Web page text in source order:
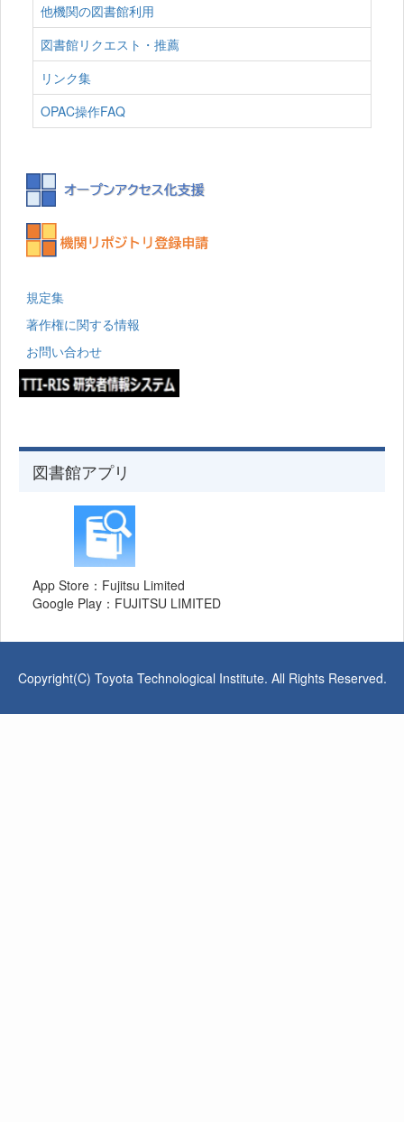
他機関の図書館利用
図書館リクエスト・推薦
リンク集
OPAC操作FAQ
規定集
著作権に関する情報
お問い合わせ
図書館アプリ
App Store：Fujitsu Limited
Google Play：FUJITSU LIMITED
Copyright(C) Toyota Technological Institute. All Rights Reserved.